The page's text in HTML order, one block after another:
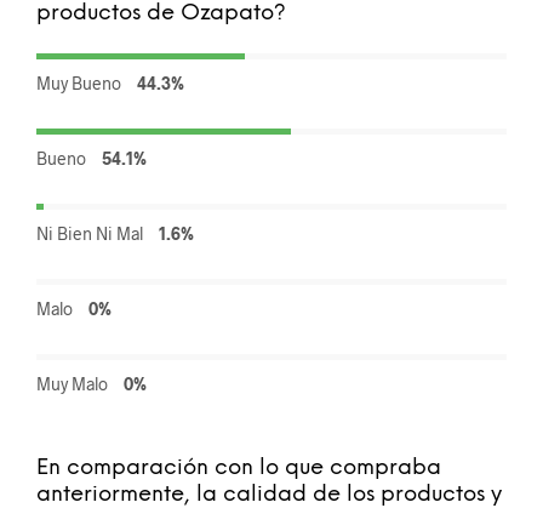
productos de Ozapato?
Muy Bueno 44.3%
Bueno 54.1%
Ni Bien Ni Mal 1.6%
Malo 0%
Muy Malo 0%
En comparación con lo que compraba
anteriormente, la calidad de los productos y